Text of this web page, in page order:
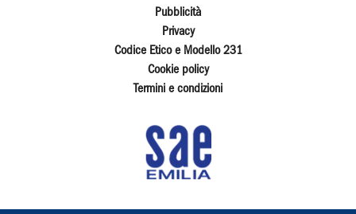
Pubblicità
Privacy
Codice Etico e Modello 231
Cookie policy
Termini e condizioni